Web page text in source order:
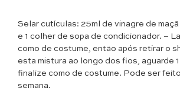
Selar cutículas: 25ml de vinagre de
e 1 colher de sopa de condicionador. –
como de costume, então após retirar o
esta mistura ao longo dos fios, aguarde
finalize como de costume. Pode ser feito
semana.